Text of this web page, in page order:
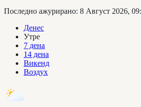
Последно ажурирано: 8 Август 2026,
Денес
Утре
7 дена
14 дена
Викенд
Воздух